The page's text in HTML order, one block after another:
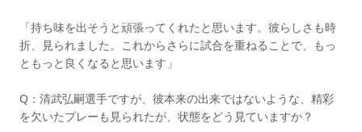
「持ち味を出そうと頑張ってくれたと思います。彼らしさも時
折、見られました。これからさらに試合を重ねることで、もっ
ともっと良くなると思います」
Q：清武弘嗣選手ですが、彼本来の出来ではないような、精彩
を欠いたプレーも見られたが、状態をどう見ていますか？